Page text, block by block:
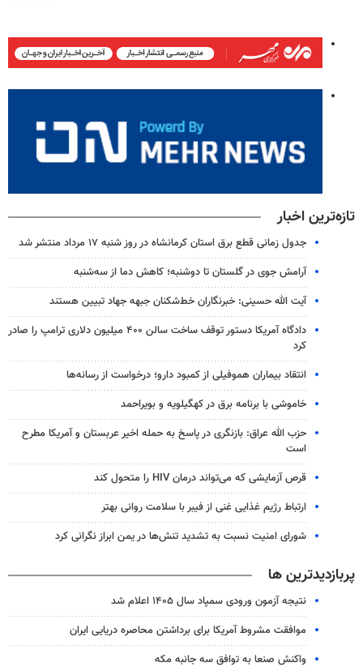
تازه‌ترین اخبار
جدول زمانی قطع برق استان کرمانشاه در روز شنبه ۱۷ مرداد منتشر شد
آرامش جوی در گلستان تا دوشنبه؛ کاهش دما از سه‌شنبه
آیت الله حسینی: خبرنگاران خط‌شکنان جبهه جهاد تبیین هستند
دادگاه آمریکا دستور توقف ساخت سالن ۴۰۰ میلیون دلاری ترامپ را صادر
کرد
انتقاد بیماران هموفیلی از کمبود دارو؛ درخواست از رسانه‌ها
خاموشی با برنامه برق در کهگیلویه و بویراحمد
حزب الله عراق: بازنگری در پاسخ به حمله اخیر عربستان و آمریکا مطرح
است
قرص آزمایشی که می‌تواند درمان HIV را متحول کند
ارتباط رژیم غذایی غنی از فیبر با سلامت روانی بهتر
شورای امنیت نسبت به تشدید تنش‌ها در یمن ابراز نگرانی کرد
پربازدیدترین ها
نتیجه آزمون ورودی سمپاد سال ۱۴۰۵ اعلام شد
موافقت مشروط آمریکا برای برداشتن محاصره دریایی ایران
واکنش صنعا به توافق سه جانبه مکه